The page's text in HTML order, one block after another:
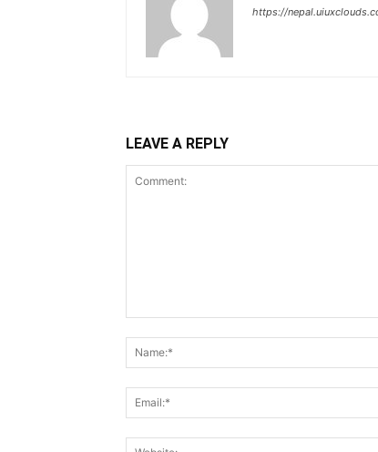
https://
LEAVE A REPLY